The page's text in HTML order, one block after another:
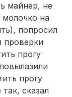
майнер, не
молочко на
попросил
проверки
прогу
прогу
сказал